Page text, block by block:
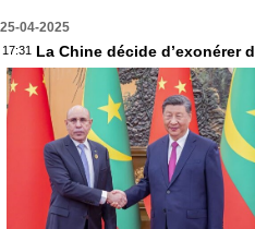
25-04-2025
17:31 La Chine décide